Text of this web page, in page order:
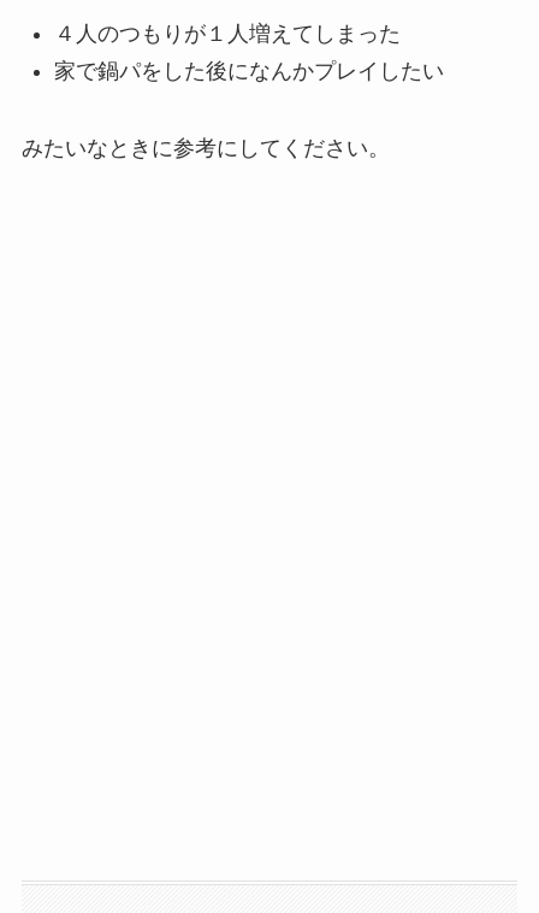
４人のつもりが１人増えてしまった
家で鍋パをした後になんかプレイしたい
みたいなときに参考にしてください。